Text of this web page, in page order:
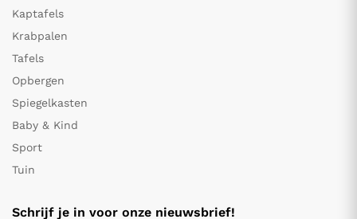
Kaptafels
Krabpalen
Tafels
Opbergen
Spiegelkasten
Baby & Kind
Sport
Tuin
Schrijf je in voor onze nieuwsbrief!